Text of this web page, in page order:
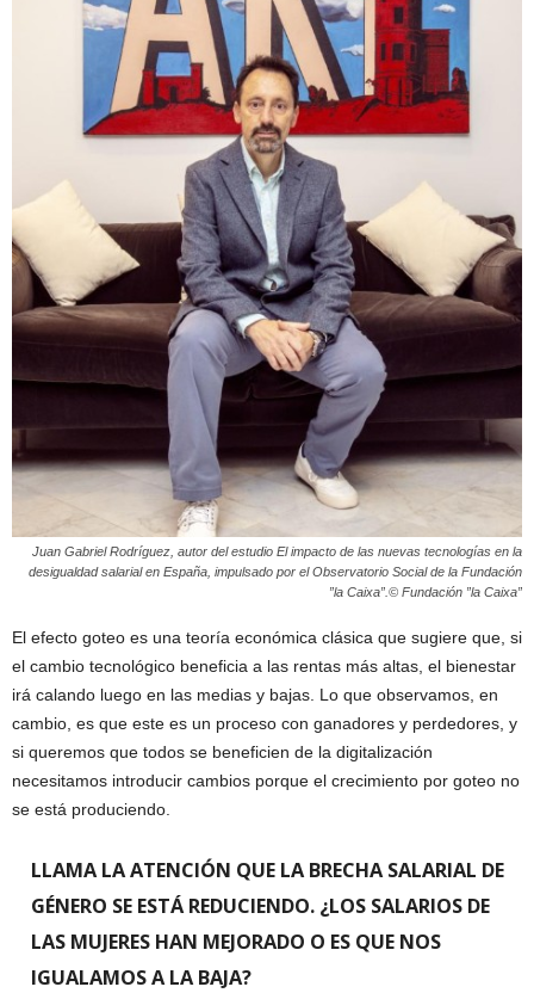
Juan Gabriel Rodríguez, autor del estudio El impacto de las nuevas tecnologías en la
desigualdad salarial en España, impulsado por el Observatorio Social de la Fundación
”la Caixa”.© Fundación ”la Caixa”
El efecto goteo es una teoría económica clásica que sugiere que, si
el cambio tecnológico beneficia a las rentas más altas, el bienestar
irá calando luego en las medias y bajas. Lo que observamos, en
cambio, es que este es un proceso con ganadores y perdedores, y
si queremos que todos se beneficien de la digitalización
necesitamos introducir cambios porque el crecimiento por goteo no
se está produciendo.
LLAMA LA ATENCIÓN QUE LA BRECHA SALARIAL DE
GÉNERO SE ESTÁ REDUCIENDO. ¿LOS SALARIOS DE
LAS MUJERES HAN MEJORADO O ES QUE NOS
IGUALAMOS A LA BAJA?